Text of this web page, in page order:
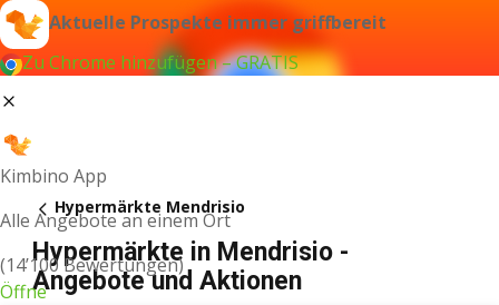
Aktuelle Prospekte immer griffbereit
Zu Chrome hinzufügen – GRATIS
Kimbino App
Alle Angebote an einem Ort
(14’100 Bewertungen)
Öffne
Hypermärkte Mendrisio
Hypermärkte in Mendrisio -
Angebote und Aktionen